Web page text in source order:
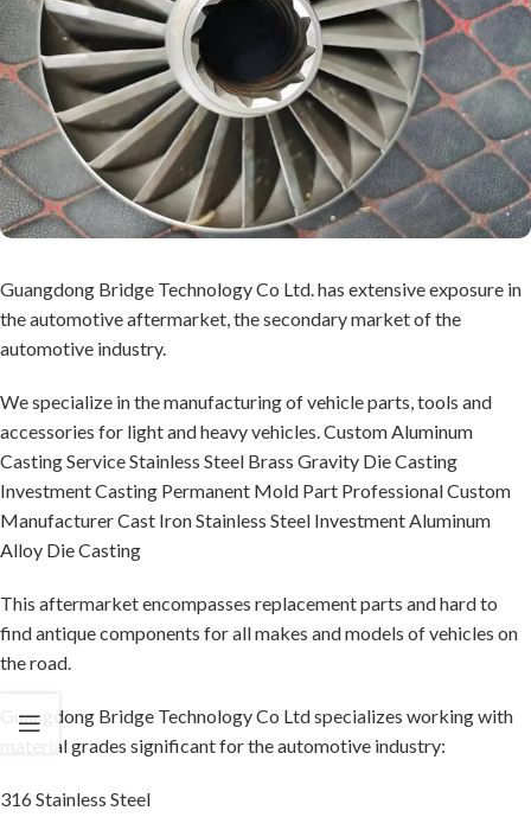
Guangdong Bridge Technology Co Ltd. has extensive exposure in
the automotive aftermarket, the secondary market of the
automotive industry.
We specialize in the manufacturing of vehicle parts, tools and
accessories for light and heavy vehicles. Custom Aluminum
Casting Service Stainless Steel Brass Gravity Die Casting
Investment Casting Permanent Mold Part Professional Custom
Manufacturer Cast Iron Stainless Steel Investment Aluminum
Alloy Die Casting
This aftermarket encompasses replacement parts and hard to
find antique components for all makes and models of vehicles on
the road.
Guangdong Bridge Technology Co Ltd specializes working with
material grades significant for the automotive industry:
316 Stainless Steel